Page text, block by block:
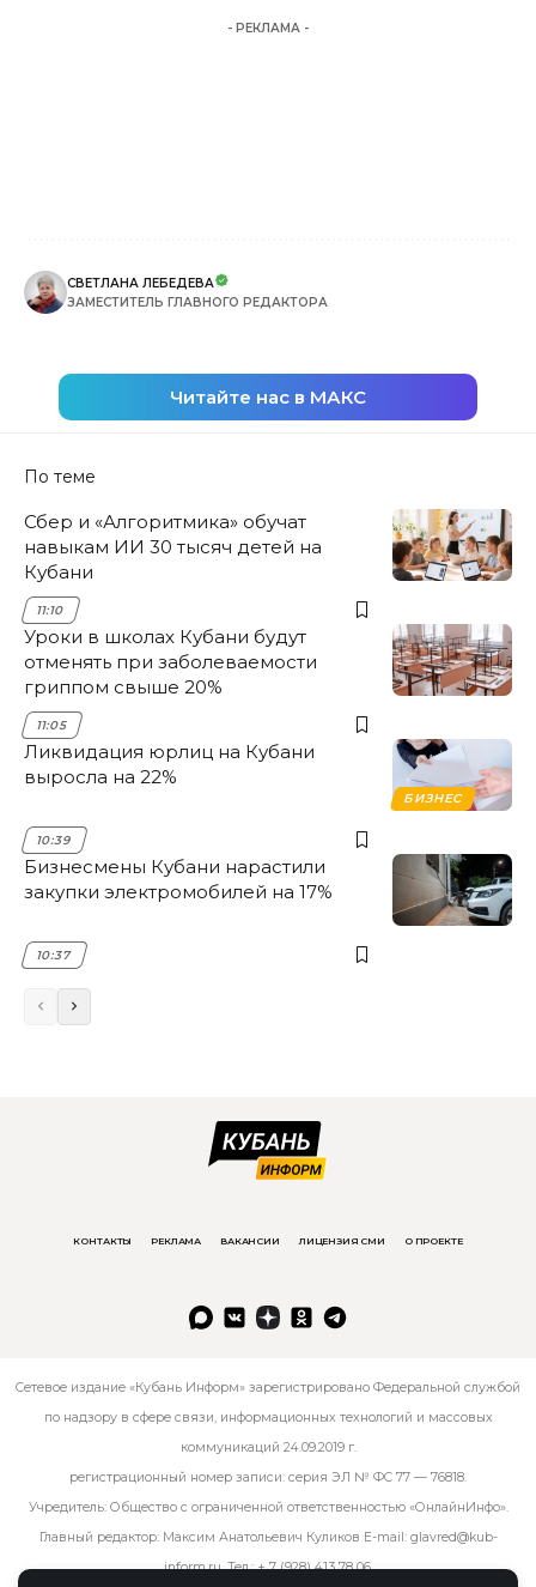
- РЕКЛАМА -
СВЕТЛАНА ЛЕБЕДЕВА
ЗАМЕСТИТЕЛЬ ГЛАВНОГО РЕДАКТОРА
Читайте нас в МАКС
По теме
Сбер и «Алгоритмика» обучат
навыкам ИИ 30 тысяч детей на
Кубани
11:10
Уроки в школах Кубани будут
отменять при заболеваемости
гриппом свыше 20%
11:05
БИЗНЕС
Ликвидация юрлиц на Кубани
выросла на 22%
10:39
Бизнесмены Кубани нарастили
закупки электромобилей на 17%
10:37
КОНТАКТЫ РЕКЛАМА ВАКАНСИИ ЛИЦЕНЗИЯ СМИ О ПРОЕКТЕ
Сетевое издание «Кубань Информ» зарегистрировано Федеральной службой
по надзору в сфере связи, информационных технологий и массовых
коммуникаций 24.09.2019 г.
регистрационный номер записи: серия ЭЛ № ФС 77 — 76818.
Учредитель: Общество с ограниченной ответственностью «ОнлайнИнфо».
Главный редактор: Максим Анатольевич Куликов E-mail: glavred@kub-
inform.ru. Тел.:+ 7 (928) 413 78 06.